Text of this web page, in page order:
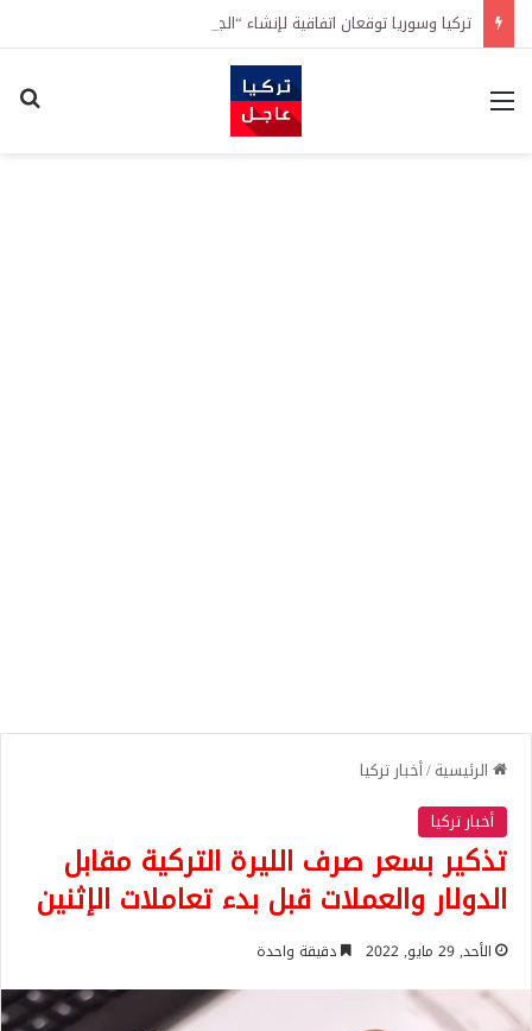
القائمة
الرئيسية/أخبار تركيا
أخبار تركيا
تذكير بسعر صرف الليرة التركية مقابل
الدولار والعملات قبل بدء تعاملات الإثنين
الأحد, 29 مايو, 2022 دقيقة واحدة